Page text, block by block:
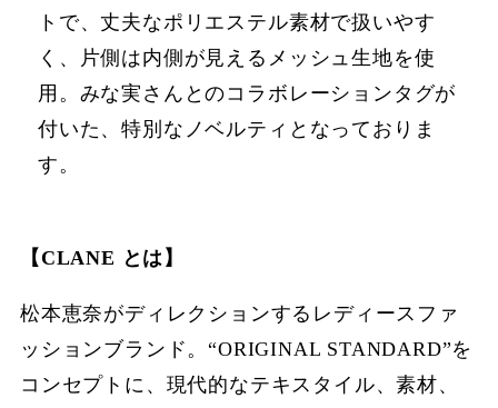
トで、丈夫なポリエステル素材で扱いやす
く、⽚側は内側が⾒えるメッシュ⽣地を使
⽤。みな実さんとのコラボレーションタグが
付いた、特別なノベルティとなっておりま
す。
【CLANE とは】
松本恵奈がディレクションするレディースファ
ッションブランド。“ORIGINAL STANDARD”を
コンセプトに、現代的なテキスタイル、素材、